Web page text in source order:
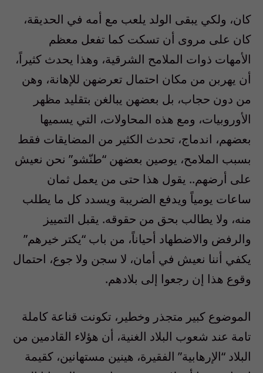
كان، ولكي يبقى الولد يلعب مع أمه في الحديقة،
كان على مروى أن تسكت كما تفعل معظم
الأمهات ذوات الملامح الشرقية، وهذا يحدث كثيراً،
أن يهربن من مكان احتمال تعرضهن للإهانة، وهن
من دون حجاب، بل بعضهن يبالغن بتقليد مظهر
الأوروبيات، ومع هذه المحاولات، التي يسميها
بعضهم، اندماج، تحدث الكثير من المضايقات فقط
بسبب الملامح، يوصين بعضهن “طنّشو” نحن نعيش
على أرضهم.. يقول هذا حتى من يعمل ثمان
ساعات يومياً ويدفع الضريبة ويسدد كل ما يطلب
منه، ولا يطالب بحق من حقوقه. يقبل التمييز
والرفض والاضطهاد أحياناً، من باب “يكتر خيرهم”
يكفي أننا نعيش في أمان، لا سجن ولا جوع، احتمال
وقوع هذا إن رجعوا إلى بلادهم.
الموضوع كبير متجذر وخطير، تكونت قناعة كاملة
تامة عند شعوب البلاد الغنية، أن هؤلاء القادمين من
البلاد “الإرهابية” الفقيرة، هينين مستهانين، كقيمة